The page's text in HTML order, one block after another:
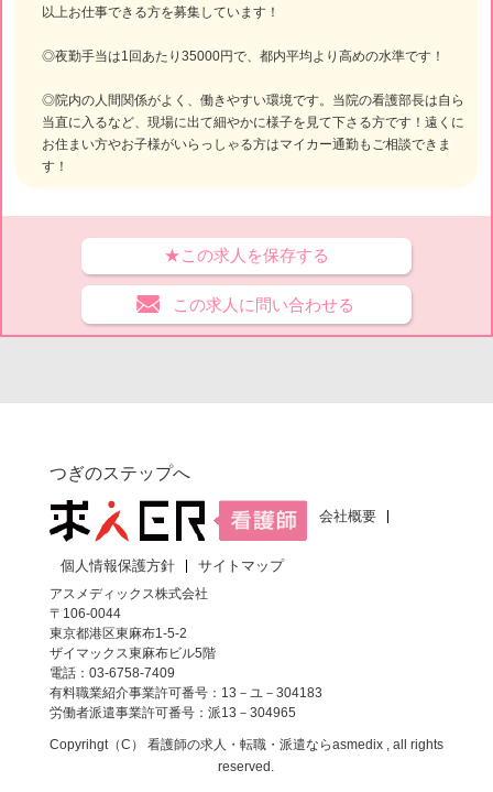
以上お仕事できる方を募集しています！
◎夜勤手当は1回あたり35000円で、都内平均より高めの水準です！
◎院内の人間関係がよく、働きやすい環境です。当院の看護部長は自ら
当直に入るなど、現場に出て細やかに様子を見て下さる方です！遠くに
お住まい方やお子様がいらっしゃる方はマイカー通勤もご相談できま
す！
★この求人を保存する
この求人に問い合わせる
つぎのステップへ
会社概要
個人情報保護方針
サイトマップ
アスメディックス株式会社
〒106-0044
東京都港区東麻布1-5-2
ザイマックス東麻布ビル5階
電話：03-6758-7409
有料職業紹介事業許可番号：13－ユ－304183
労働者派遣事業許可番号：派13－304965
Copyrihgt（C） 看護師の求人・転職・派遣ならasmedix , all rights
reserved.